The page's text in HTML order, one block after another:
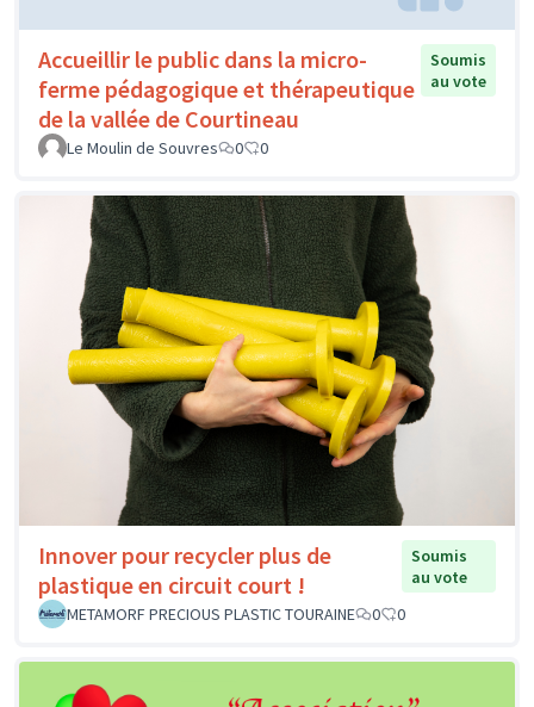
Accueillir le public dans la micro-
ferme pédagogique et thérapeutique
de la vallée de Courtineau
Soumis
au vote
Le Moulin de Souvres 0 0
Innover pour recycler plus de
plastique en circuit court !
Soumis
au vote
METAMORF PRECIOUS PLASTIC TOURAINE
0 0